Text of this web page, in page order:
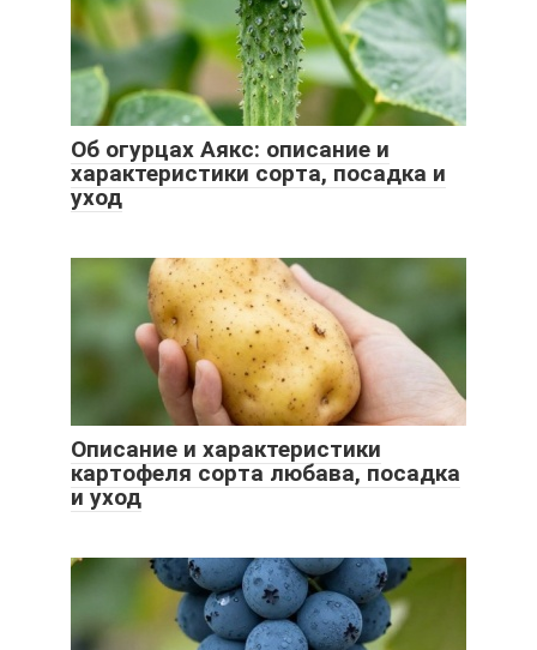
Об огурцах Аякс: описание и
характеристики сорта, посадка и
уход
Описание и характеристики
картофеля сорта любава, посадка
и уход